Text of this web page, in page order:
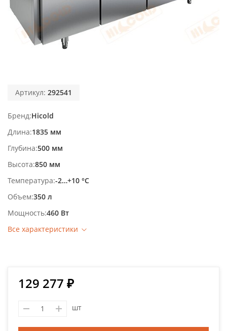
Артикул: 292541
Бренд Hicold
Длина 1835 мм
Глубина 500 мм
Высота 850 мм
Температура -2…+10 °С
Объем 350 л
Мощность 460 Вт
Все характеристики
129 277 ₽
шт